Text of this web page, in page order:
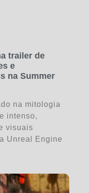
trailer de
e
na Summer
na mitologia
intenso,
visuais
Unreal Engine